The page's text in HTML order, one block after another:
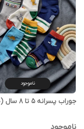
ناموجود
جوراب پسرانه ۵ تا ۸ سال (182000)
ناموجود